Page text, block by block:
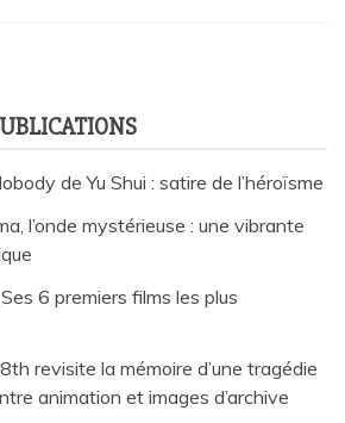
de Yu Shui : satire de l’héroïsme
l’onde mystérieuse : une vibrante
6 premiers films les plus
revisite la mémoire d’une tragédie
animation et images d’archive